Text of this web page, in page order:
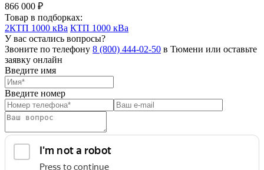
866 000 ₽
Товар в подборках:
2КТП 1000 кВа КТП 1000 кВа
У вас остались вопросы?
Звоните по телефону 8 (800) 444-02-50 в Тюмени или оставьте
заявку онлайн
Введите имя
Введите номер